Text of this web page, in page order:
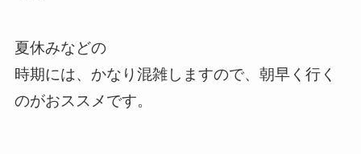
夏休みなどの
時期には、かなり混雑しますので、朝早く行く
のがおススメです。